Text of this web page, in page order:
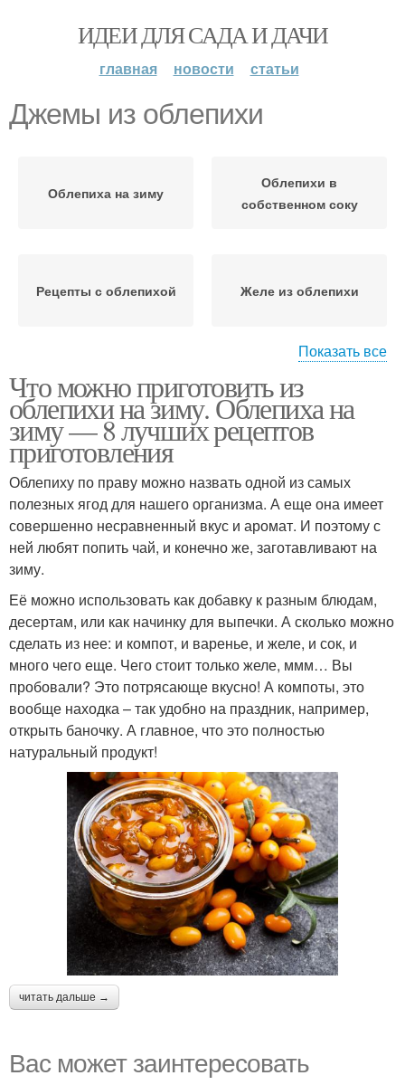
ИДЕИ ДЛЯ САДА И ДАЧИ
главная новости статьи
Джемы из облепихи
Облепиха на зиму
Облепихи в
собственном соку
Рецепты с облепихой Желе из облепихи
Варение из облепихи Компот из облепихи
Облепиха без варки
Показать все
Что можно приготовить из
облепихи на зиму. Облепиха на
зиму — 8 лучших рецептов
приготовления
Облепиху по праву можно назвать одной из самых
полезных ягод для нашего организма. А еще она имеет
совершенно несравненный вкус и аромат. И поэтому с
ней любят попить чай, и конечно же, заготавливают на
зиму.
Её можно использовать как добавку к разным блюдам,
десертам, или как начинку для выпечки. А сколько можно
сделать из нее: и компот, и варенье, и желе, и сок, и
много чего еще. Чего стоит только желе, ммм… Вы
пробовали? Это потрясающе вкусно! А компоты, это
вообще находка – так удобно на праздник, например,
открыть баночку. А главное, что это полностью
натуральный продукт!
читать дальше →
Вас может заинтересовать